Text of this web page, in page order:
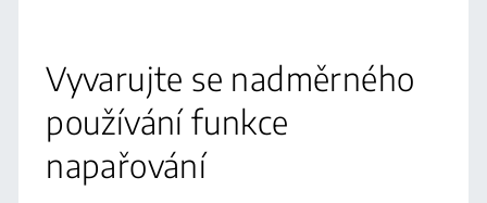
Vyvarujte se nadměrného
používání funkce
napařování